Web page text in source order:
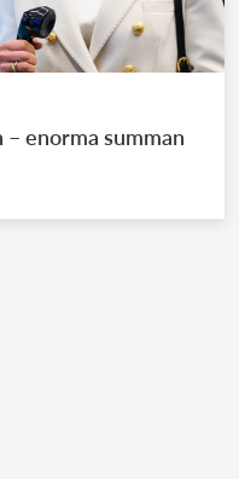
enorma summan